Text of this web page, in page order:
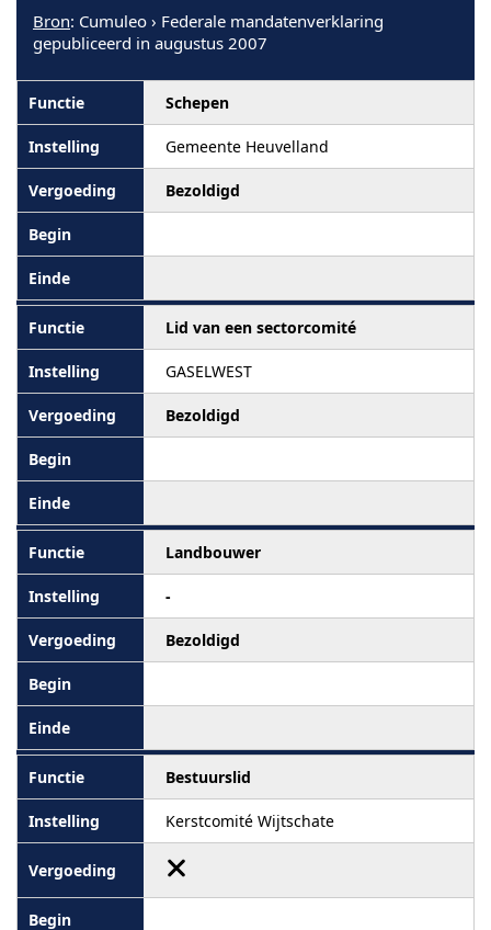
Bron: Cumuleo › Federale mandatenverklaring
gepubliceerd in augustus 2007
Schepen
Gemeente Heuvelland
Bezoldigd
Lid van een sectorcomité
GASELWEST
Bezoldigd
Landbouwer
-
Bezoldigd
Bestuurslid
Kerstcomité Wijtschate